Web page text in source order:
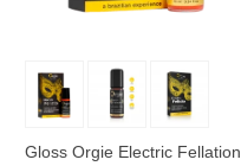
Gloss Orgie Electric Fellation